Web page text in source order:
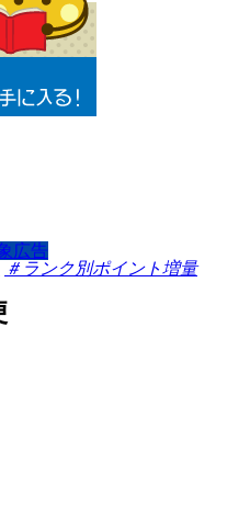
広告
＃ランク別ポイント増量